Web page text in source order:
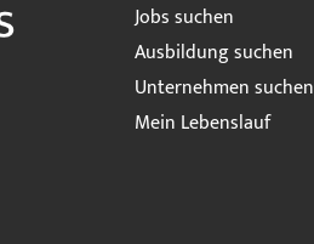
Jobs suchen
Ausbildung suchen
Unternehmen suchen
Mein Lebenslauf